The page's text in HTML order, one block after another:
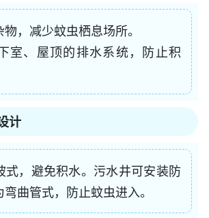
，减少蚊虫栖息场所。
室、屋顶的排水系统，防止积
计
式，避免积水。污水井可安装防
曲管式，防止蚊虫进入。